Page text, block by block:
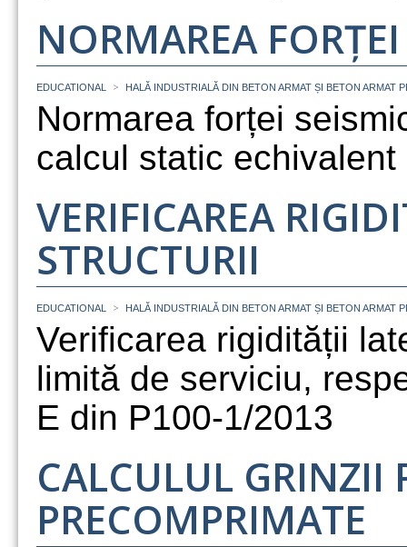
NORMAREA
EDUCATIONAL > HALĂ INDUSTRIALĂ DIN BETON ARMAT ȘI BETON ARMAT
Normarea forței
calcul static echivalent
VERIFICAREA
STRUCTURII
EDUCATIONAL > HALĂ INDUSTRIALĂ DIN BETON ARMAT ȘI BETON ARMAT
Verificarea rigidității
limită de serviciu,
E din P100-1/2013
CALCULUL GRINZII
PRECOMPRIMATE